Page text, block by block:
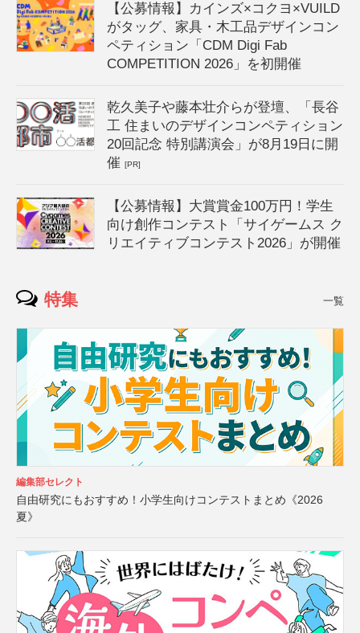
【公募情報】カインズ×コクヨ×VUILD
がタッグ、家具・木工品デザインコン
ペティション「CDM Digi Fab
COMPETITION 2026」を初開催
乾久美子や藤本壮介らが登壇、「長谷
工 住まいのデザインコンペティション
20回記念 特別講演会」が8月19日に開
催[PR]
【公募情報】大賞賞金100万円！学生
向け創作コンテスト「サイゲームス ク
リエイティブコンテスト2026」が開催
特集 一覧
編集部セレクト
自由研究にもおすすめ！小学生向けコンテストまとめ《2026
夏》